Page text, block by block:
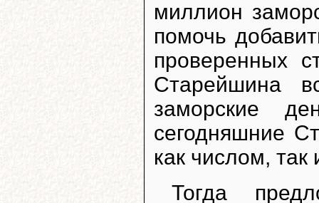
миллион
помочь
проверенных
Старейшина
заморские
сегодняшние
как числом,
Тогда